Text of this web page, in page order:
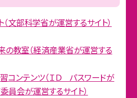
文部科学省が運営するサイト）
の教室（経済産業省が運営する
ンテンツ（ＩＤ パスワードが
会が運営するサイト）